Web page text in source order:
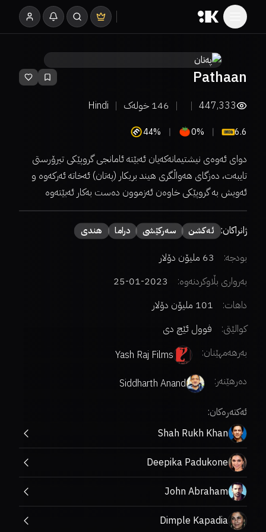
Pathaan
447,333
146 خولەک Hindi
6.6
0%
44%
دوای ئەوەی نیشتیمانەکەیان ئەبێتە ئامانجی گروپێکی تیرۆرستی
تایبەت، دەزگای هەواڵگری هیند بریکار (پەتان) ئەخاتە ئەرکەوە و
ئەویش بە گروپێکی خاوەن ئەزموون دەست بەکار ئەبێتەوە
ژانراکان: ئەكشن سەركێشی دراما هندی
بودجە:
63 ملیۆن دۆلار
بەرواری بڵاوکردنەوە:
2023-01-25
داهات:
101 ملیۆن دۆلار
کوالێتی:
فوول ئێچ دی
بەرهەمهێنان:
Yash Raj Films
دەرهێنەر:
Siddharth Anand
ئەکتەرەکان:
Shah Rukh Khan
Deepika Padukone
John Abraham
Dimple Kapadia